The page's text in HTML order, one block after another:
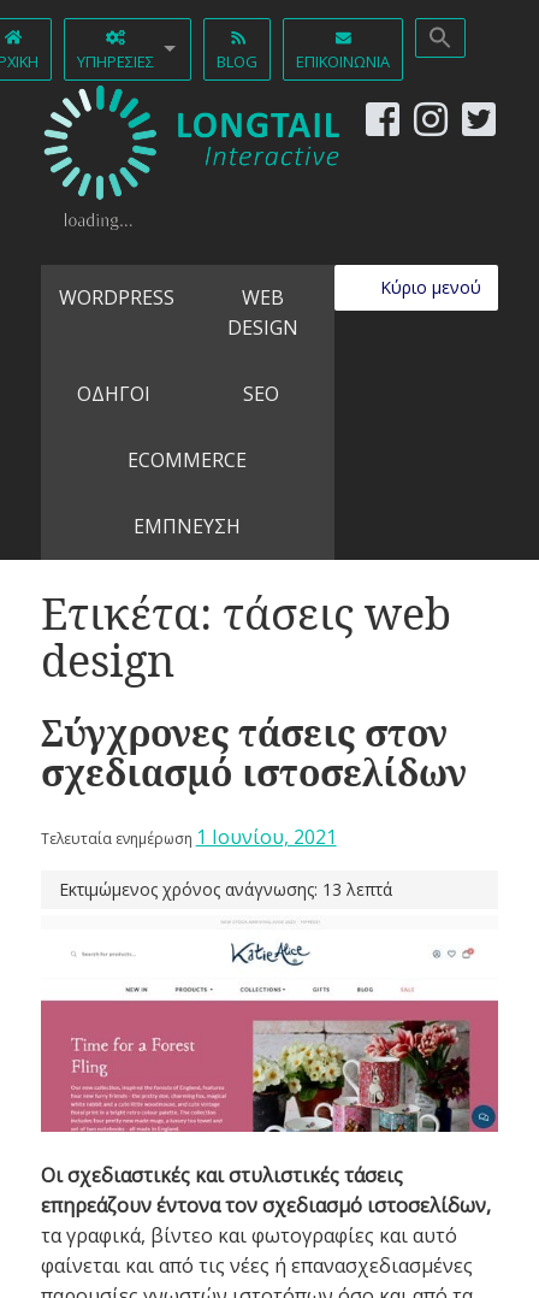
ΥΠΗΡΕΣΊΕΣ BLOG ΕΠΙΚΟΙΝΩΝΊΑ
Κύριο μενού
WORDPRESS
WEB
DESIGN
ΟΔΗΓΟΙ SEO
ECOMMERCE
ΕΜΠΝΕΥΣΗ
Ετικέτα: τάσεις web
design
Σύγχρονες τάσεις στον
σχεδιασμό ιστοσελίδων
Τελευταία ενημέρωση 1 Ιουνίου, 2021
Εκτιμώμενος χρόνος ανάγνωσης: 13 λεπτά
Οι σχεδιαστικές και στυλιστικές τάσεις
επηρεάζουν έντονα τον σχεδιασμό ιστοσελίδων,
τα γραφικά, βίντεο και φωτογραφίες και αυτό
φαίνεται και από τις νέες ή επανασχεδιασμένες